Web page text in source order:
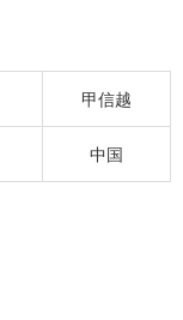
甲信越
中国